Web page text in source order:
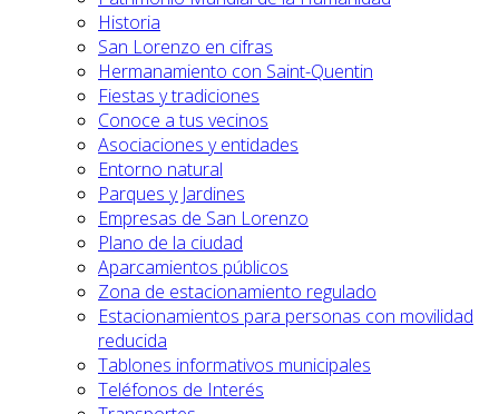
Historia
San Lorenzo en cifras
Hermanamiento con Saint-Quentin
Fiestas y tradiciones
Conoce a tus vecinos
Asociaciones y entidades
Entorno natural
Parques y Jardines
Empresas de San Lorenzo
Plano de la ciudad
Aparcamientos públicos
Zona de estacionamiento regulado
Estacionamientos para personas con movilidad
reducida
Tablones informativos municipales
Teléfonos de Interés